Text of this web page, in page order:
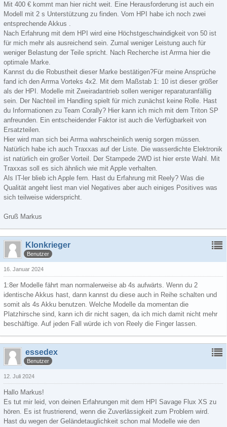
Mit 400 € kommt man hier nicht weit. Eine Herausforderung ist auch ein
Modell mit 2 s Unterstützung zu finden. Vom HPI habe ich noch zwei
entsprechende Akkus .
Nach Erfahrung mit dem HPI wird eine Höchstgeschwindigkeit von 50 ist
für mich mehr als ausreichend sein. Zumal weniger Leistung auch für
weniger Belastung der Teile spricht. Nach Recherche ist Arrma hier die
optimale Marke.
Kannst du die Robustheit dieser Marke bestätigen?Für meine Ansprüche
fand ich den Arrma Vorteks 4x2. Mit dem Maßstab 1: 10 ist dieser größer
als der HPI. Modelle mit Zweiradantrieb sollen weniger reparaturanfällig
sein. Der Nachteil im Handling spielt für mich zunächst keine Rolle. Hast
du Informationen zu Team Corally? Hier kann ich mich mit dem Triton SP
anfreunden. Ein entscheidender Faktor ist auch die Verfügbarkeit von
Ersatzteilen.
Hier wird man sich bei Arrma wahrscheinlich wenig sorgen müssen.
Natürlich habe ich auch Traxxas auf der Liste. Die wasserdichte Elektronik
ist natürlich ein großer Vorteil. Der Stampede 2WD ist hier erste Wahl. Mit
Traxxas soll es sich ähnlich wie mit Apple verhalten.
Als IT-ler blieb ich Apple fern. Hast du Erfahrung mit Reely? Was die
Qualität angeht liest man viel Negatives aber auch einiges Positives was
sich teilweise widerspricht.
Gruß Markus
Klonkrieger
Benutzer
16. Januar 2024
1:8er Modelle fährt man normalerweise ab 4s aufwärts. Wenn du 2
identische Akkus hast, dann kannst du diese auch in Reihe schalten und
somit als 4s Akku benutzen. Welche Modelle da momentan die
Platzhirsche sind, kann ich dir nicht sagen, da ich mich damit nicht mehr
beschäftige. Auf jeden Fall würde ich von Reely die Finger lassen.
essedex
Benutzer
12. Juli 2024
Hallo Markus!
Es tut mir leid, von deinen Erfahrungen mit dem HPI Savage Flux XS zu
hören. Es ist frustrierend, wenn die Zuverlässigkeit zum Problem wird.
Hast du wegen der Geländetauglichkeit schon mal Modelle wie den